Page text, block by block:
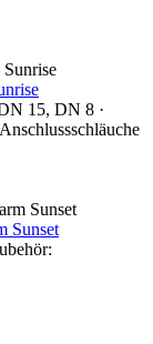
15, DN 8 ·
Sunset